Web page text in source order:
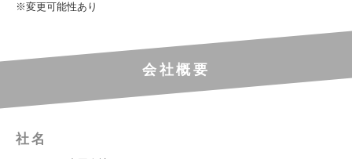
※変更可能性あり
会社概要
社名